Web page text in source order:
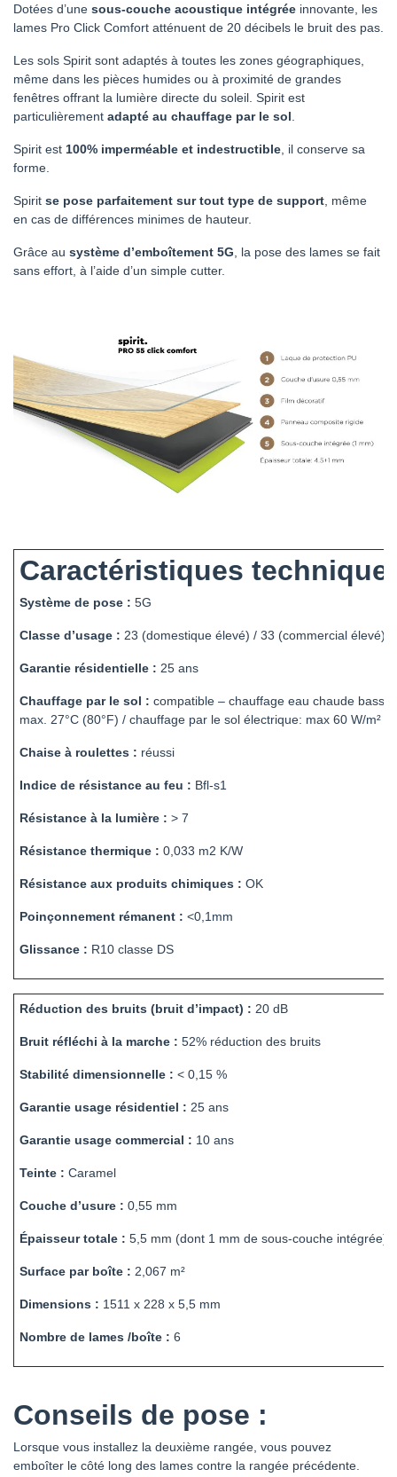
Dotées d’une sous-couche acoustique intégrée innovante, les
lames Pro Click Comfort atténuent de 20 décibels le bruit des pas.
Les sols Spirit sont adaptés à toutes les zones géographiques,
même dans les pièces humides ou à proximité de grandes
fenêtres offrant la lumière directe du soleil. Spirit est
particulièrement adapté au chauffage par le sol
Spirit est 100% imperméable et indestructible , il conserve sa
forme.
Spirit se pose parfaitement sur tout type de support , même
en cas de différences minimes de hauteur.
Grâce au système d’emboîtement 5G , la pose des lames se fait
sans effort, à l’aide d’un simple cutter.
Caractéristiques
Système de pose : 5G
Classe d’usage : 23 (domestique élevé) / 33 (commercial élevé)
Garantie résidentielle : 25 ans
Chauffage par le sol : compatible – chauffage eau chaude basse
max. 27°C (80°F) / chauffage par le sol électrique: max 60 W/m²
Chaise à roulettes : réussi
Indice de résistance au feu : Bfl-s1
Résistance à la lumière : > 7
Résistance thermique : 0,033 m2 K/W
Résistance aux produits chimiques : OK
Poinçonnement rémanent : <0,1mm
Glissance : R10 classe DS
Réduction des bruits (bruit d’impact) : 20 dB
Bruit réfléchi à la marche : 52% réduction des bruits
Stabilité dimensionnelle : < 0,15 %
Garantie usage résidentiel : 25 ans
Garantie usage commercial : 10 ans
Teinte : Caramel
Couche d’usure : 0,55 mm
Épaisseur totale : 5,5 mm (dont 1 mm de sous-couche intégrée)
Surface par boîte : 2,067 m²
Dimensions : 1511 x 228 x 5,5 mm
Nombre de lames /boîte : 6
Conseils de pose :
Lorsque vous installez la deuxième rangée, vous pouvez
emboîter le côté long des lames contre la rangée précédente.